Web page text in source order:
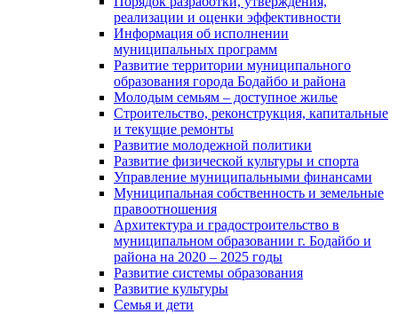
реализации и оценки эффективности
Информация об исполнении
муниципальных программ
Развитие территории муниципального
образования города Бодайбо и района
Молодым семьям – доступное жилье
Строительство, реконструкция, капитальные
и текущие ремонты
Развитие молодежной политики
Развитие физической культуры и спорта
Управление муниципальными финансами
Муниципальная собственность и земельные
правоотношения
Архитектура и градостроительство в
муниципальном образовании г. Бодайбо и
района на 2020 – 2025 годы
Развитие системы образования
Развитие культуры
Семья и дети